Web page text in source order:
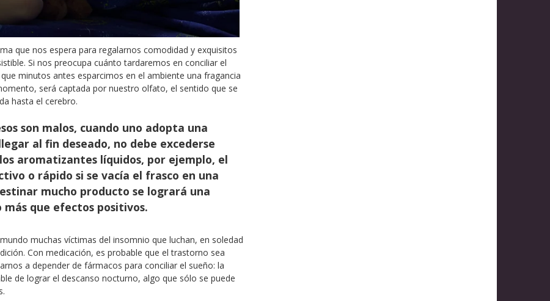
que nos espera para regalarnos comodidad y exquisitos
Si nos preocupa cuánto tardaremos en conciliar el
minutos antes esparcimos en el ambiente una fragancia
será captada por nuestro olfato, el sentido que se
hasta el cerebro.
son malos, cuando uno adopta una
al fin deseado, no debe excederse
aromatizantes líquidos, por ejemplo, el
o rápido si se vacía el frasco en una
mucho producto se logrará una
que efectos positivos.
muchas víctimas del insomnio que luchan, en soledad
Con medicación, es probable que el trastorno sea
a depender de fármacos para conciliar el sueño: la
de lograr el descanso nocturno, algo que sólo se puede